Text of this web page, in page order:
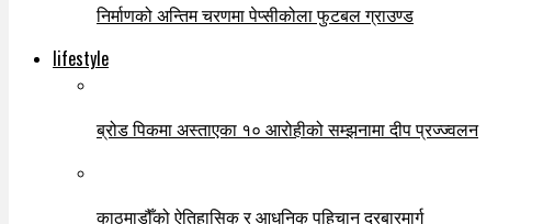
निर्माणको अन्तिम चरणमा पेप्सीकोला फुटबल ग्राउण्ड
lifestyle
ब्रोड पिकमा अस्ताएका १० आरोहीको सम्झनामा दीप प्रज्ज्वलन
काठमाडौँको ऐतिहासिक र आधुनिक पहिचान दरबारमार्ग